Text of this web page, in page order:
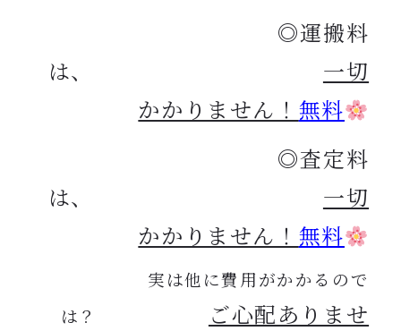
◎運搬料
は、 一切
かかりません！ 無料
◎査定料
は、 一切
かかりません！ 無料
実は他に費用がかかるので
は？
ご心配ありませ